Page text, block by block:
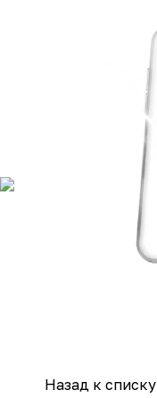
Назад к списку